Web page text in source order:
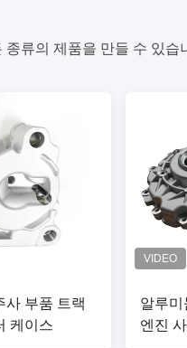
류의 제품을 만들 수 있습
사 부품 트랙
케이스
알루
엔진